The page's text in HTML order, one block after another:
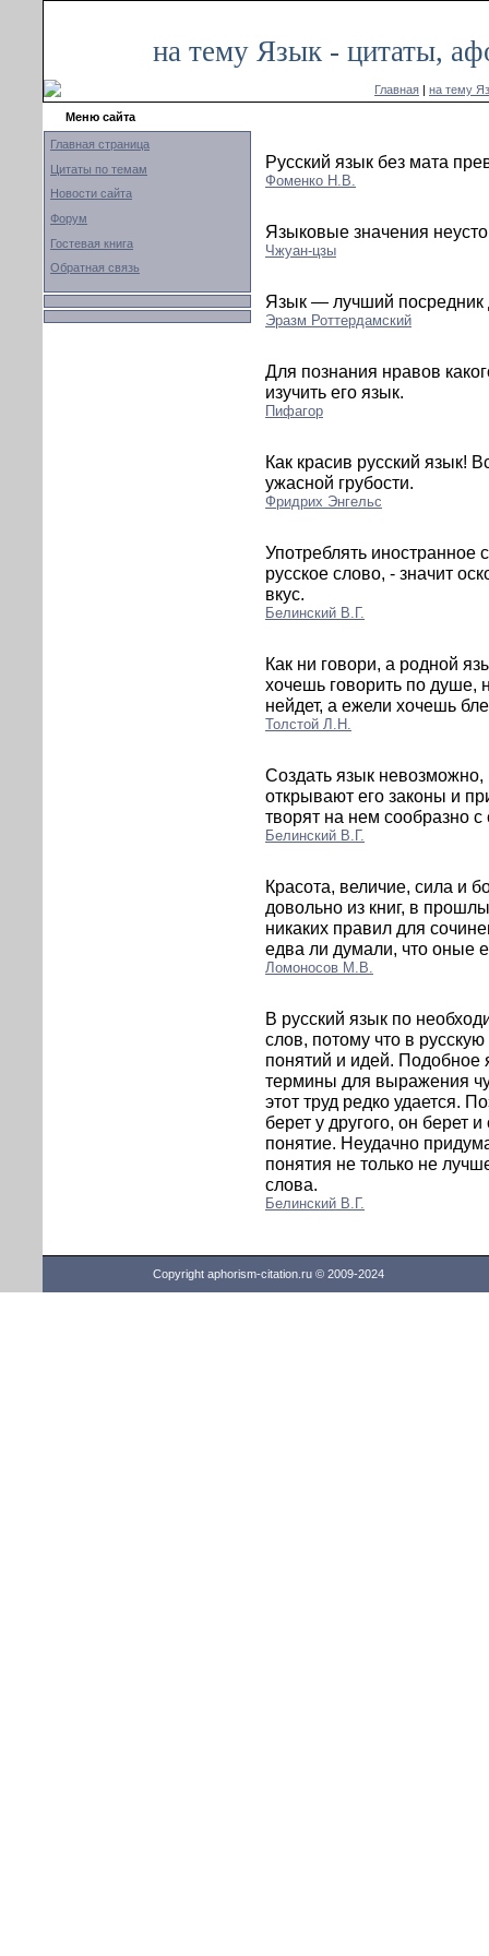
на тему Язык - цитаты,
Главная | на тему
Меню сайта
Главная страница
Цитаты по темам
Новости сайта
Форум
Гостевая книга
Обратная связь
Русский язык без мата
Фоменко Н.В.
Языковые значения
Чжуан-цзы
Язык — лучший посредник
Эразм Роттердамский
Для познания нравов
изучить его язык.
Пифагор
Как красив русский язык!
ужасной грубости.
Фридрих Энгельс
Употреблять иностранное
русское слово, - значит
вкус.
Белинский В.Г.
Как ни говори, а родной
хочешь говорить по душе,
нейдет, а ежели хочешь
Толстой Л.Н.
Создать язык невозможно,
открывают его законы и
творят на нем сообразно
Белинский В.Г.
Красота, величие, сила и
довольно из книг, в
никаких правил для
едва ли думали, что оные
Ломоносов М.В.
В русский язык по
слов, потому что в
понятий и идей. Подобное
термины для выражения
этот труд редко удается.
берет у другого, он
понятие. Неудачно
понятия не только не
слова.
Белинский В.Г.
Copyright aphorism-citation.ru © 2009-2024